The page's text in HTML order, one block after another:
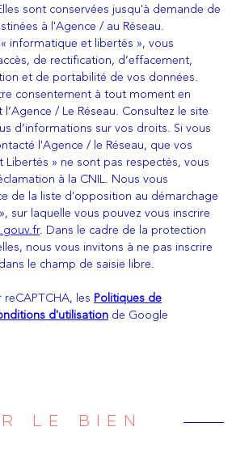
sont conservées jusqu'à demande de
à l'Agence / au Réseau.
informatique et libertés », vous
de rectification, d’effacement,
et de portabilité de vos données.
consentement à tout moment en
/ Le Réseau. Consultez le site
d’informations sur vos droits. Si vous
l'Agence / le Réseau, que vos
» ne sont pas respectés, vous
à la CNIL. Nous vous
de la liste d'opposition au démarchage
sur laquelle vous pouvez vous inscrire
. Dans le cadre de la protection
nous vous invitons à ne pas inscrire
le champ de saisie libre.
les Politiques de
d'utilisation de Google
LE BIEN